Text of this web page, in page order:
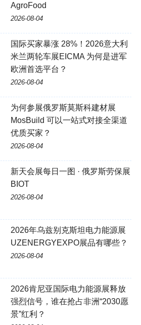
AgroFood
2026-08-04
国际买家暴涨 28%！2026意大利
米兰两轮车展EICMA 为何是进军
欧洲首选平台？
2026-08-04
为何参展俄罗斯莫斯科建材展
MosBuild 可以一站式对接全渠道
优质买家？
2026-08-04
新天会展每日一图 · 俄罗斯劳保展
BIOT
2026-08-04
2026年乌兹别克斯坦电力能源展
UZENERGYEXPO展品有哪些？
2026-08-04
2026肯尼亚国际电力能源展释放
强烈信号，谁在抢占非洲“2030愿
景”红利？